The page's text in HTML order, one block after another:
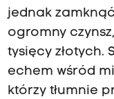
jednak
ogromny
tysięcy złotych.
echem wśród
którzy tłumnie